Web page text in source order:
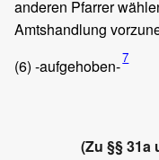
anderen Pfarrer
Amtshandlung
(6) -aufgehoben-7
(Zu §§ 31a